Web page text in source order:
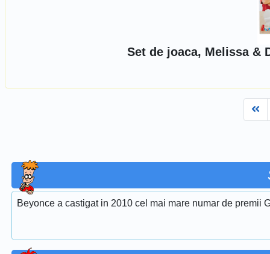
Set de joaca, Melissa &
Beyonce a castigat in 2010 cel mai mare numar de premii